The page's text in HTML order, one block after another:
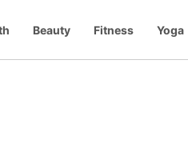
Beauty Fitness Yoga